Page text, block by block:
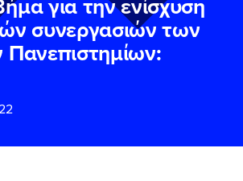
συνεργασιών των
Πανεπιστημίων:
*
*